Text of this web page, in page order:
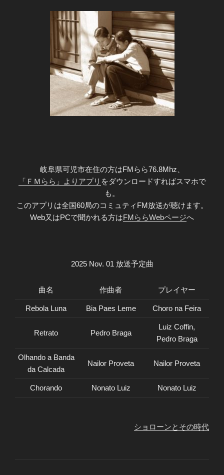
岐阜県可児市在住の方はFMらら76.8Mhz、
「ＦＭらら」よりアプリ をダウンロードすればスマホで
も。
このアプリは全国60局のコミュティFM放送が聴けます。
Web又はPCで聞かれる方はFMららWebページへ
2025 Nov. 01 放送予定曲
曲名 作曲者 プレイヤー
Rebola Luna Bia Paes Leme Choro na Feira
Retrato Pedro Braga
Luiz Coffin,
Pedro Braga
Olhando a Banda
da Calcada
Nailor Proveta Nailor Proveta
Chorando Nonato Luiz Nonato Luiz
ショローンとその時代